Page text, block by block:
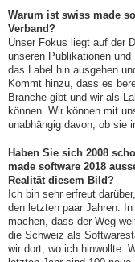
Warum ist swiss made
Verband?
Unser Fokus liegt auf der
unseren Publikationen
das Label hin ausgehen
Kommt hinzu, dass es
Branche gibt und wir als
können. Wir können mit
unabhängig davon, ob sie
Haben Sie sich 2008
made software 2018
Realität diesem Bild?
Ich bin sehr erfreut
den letzten paar Jahren.
machen, dass der Weg
die Schweiz als
wir dort, wo ich hinwollte.